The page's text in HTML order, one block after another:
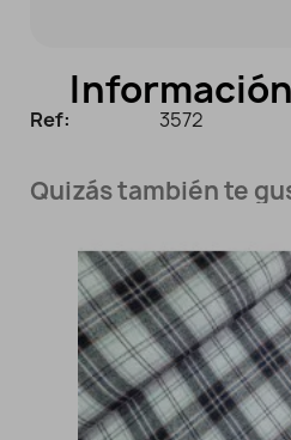
Ref: 3572
Quizás también te